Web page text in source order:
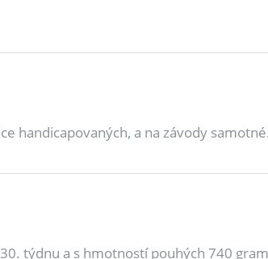
handicapovaných, a na závody samotné.
týdnu a s hmotností pouhých 740